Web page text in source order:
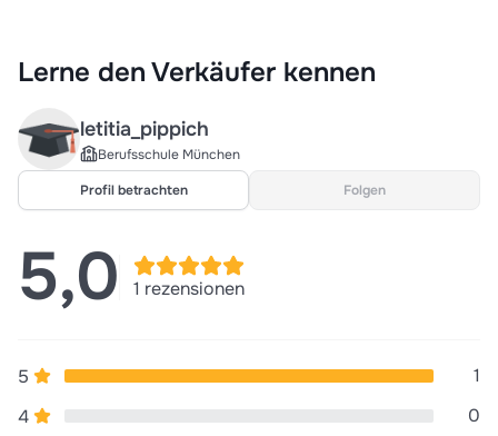
Betriebsorganisation
Rechnen
Zinsrechnen
Arbeitsvertrag
Erhebung einkommenssteuer
Ermittlung des zu versteuernden einkommens
Lernfeld 8
Betriebsorganisation- und verwaltung
Tiermedizinische fachangestellte
Tfa ausbildung
Zusammenfassung bov
Terminplanung
Lerne den Verkäufer kennen
letitia_pippich
Berufsschule München
Profil betrachten
Folgen
5,0 1 rezensionen
5
1
4
0